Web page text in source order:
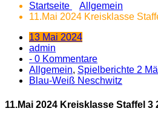
Startseite
Allgemein
11.Mai 2024 Kreisklasse
13 Mai 2024
admin
- 0 Kommentare
Allgemein, Spielberichte 2
Blau-Weiß Neschwitz
11.Mai 2024 Kreisklasse Staffel 3